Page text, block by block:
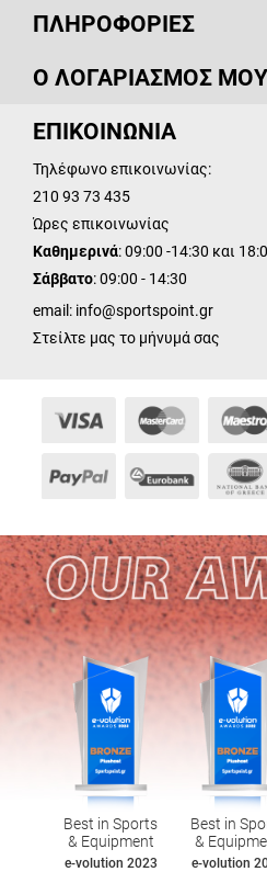
ΠΛΗΡΟΦΟΡΙΕΣ
Ο ΛΟΓΑΡΙΑΣΜΟΣ ΜΟΥ
ΕΠΙΚΟΙΝΩΝΙΑ
Τηλέφωνο επικοινωνίας:
210 93 73 435
Ώρες επικοινωνίας
Καθημερινά: 09:00 -14:30 και
Σάββατο: 09:00 - 14:30
email: info@sportspoint.gr
Στείλτε μας το μήνυμά σας
Best in Sports
& Equipment
e-volution 2023
Best in
&
e-volution